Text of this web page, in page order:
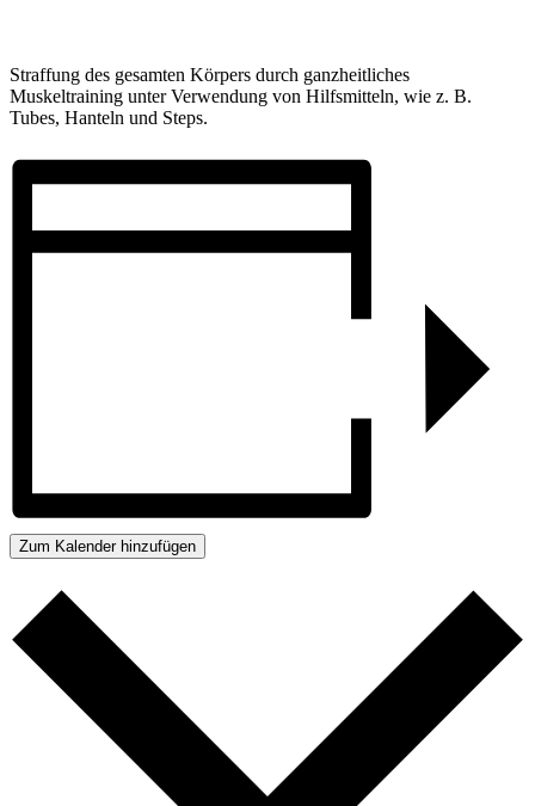
Straffung des gesamten Körpers durch ganzheitliches
Muskeltraining unter Verwendung von Hilfsmitteln, wie z. B.
Tubes, Hanteln und Steps.
Zum Kalender hinzufügen